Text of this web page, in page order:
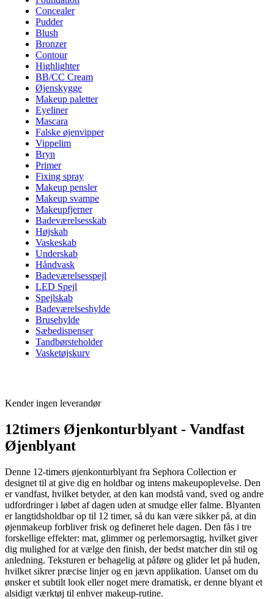
Concealer
Pudder
Blush
Bronzer
Contour
Highlighter
BB/CC Cream
Øjenskygge
Makeup paletter
Eyeliner
Mascara
Falske øjenvipper
Vippelim
Bryn
Primer
Fixing spray
Makeup pensler
Makeup svampe
Makeupfjerner
Badeværelsesskab
Højskab
Vaskeskab
Underskab
Håndvask
Badeværelsesspejl
LED Spejl
Spejlskab
Badeværelseshylde
Brusehylde
Sæbedispenser
Tandbørsteholder
Vasketøjskurv
Kender ingen leverandør
12timers Øjenkonturblyant - Vandfast
Øjenblyant
Denne 12-timers øjenkonturblyant fra Sephora Collection er
designet til at give dig en holdbar og intens makeupoplevelse. Den
er vandfast, hvilket betyder, at den kan modstå vand, sved og andre
udfordringer i løbet af dagen uden at smudge eller falme. Blyanten
er langtidsholdbar op til 12 timer, så du kan være sikker på, at din
øjenmakeup forbliver frisk og defineret hele dagen. Den fås i tre
forskellige effekter: mat, glimmer og perlemorsagtig, hvilket giver
dig mulighed for at vælge den finish, der bedst matcher din stil og
anledning. Teksturen er behagelig at påføre og glider let på huden,
hvilket sikrer præcise linjer og en jævn applikation. Uanset om du
ønsker et subtilt look eller noget mere dramatisk, er denne blyant et
alsidigt værktøj til enhver makeup-rutine.